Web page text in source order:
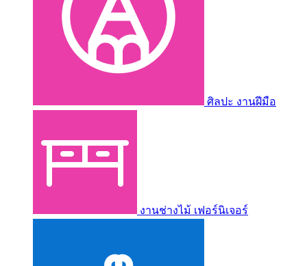
ศิลปะ งานฝีมือ
งานช่างไม้ เฟอร์นิเจอร์